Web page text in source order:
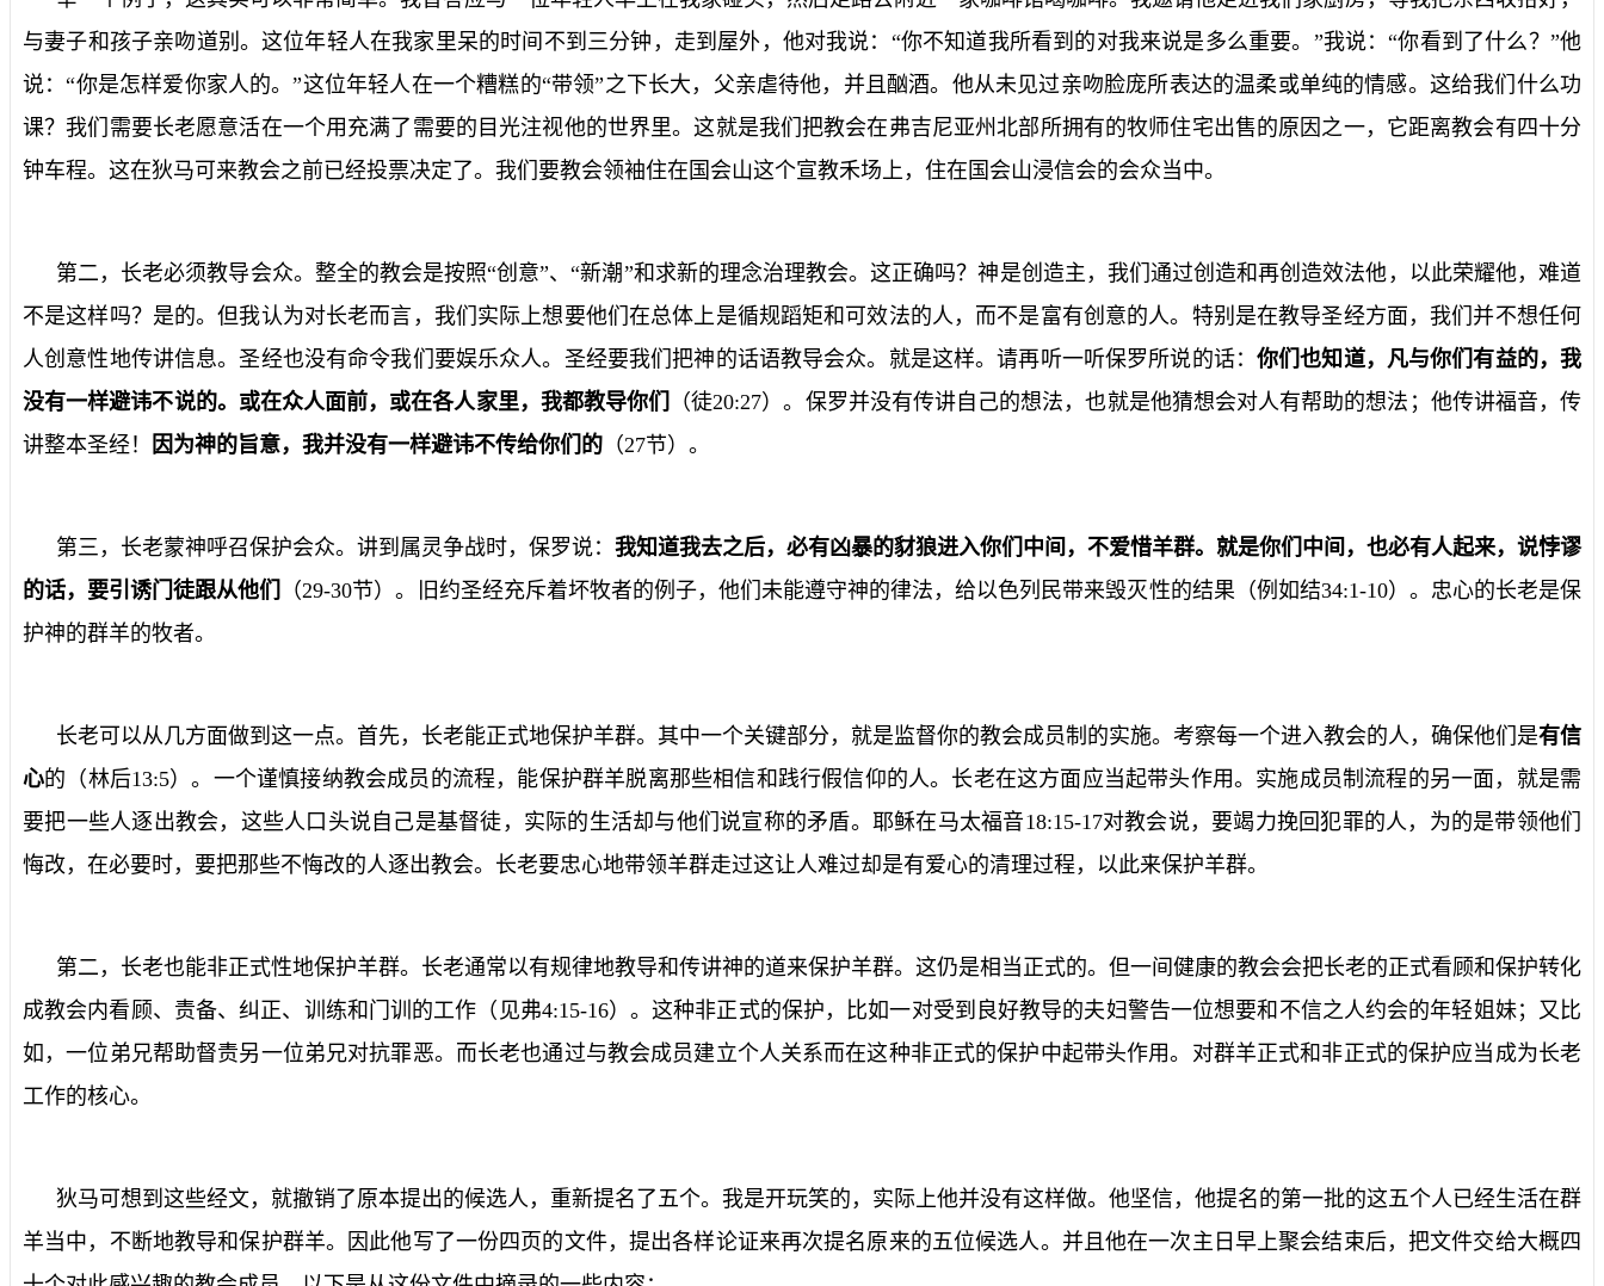
与妻子和孩子亲吻道别。这位年轻人在我家里呆的时间不到三分钟，走到屋外，他对我说：“你不知道我所看到的对我来说是多么重要。”我说：“你看到了什么？”他
说：“你是怎样爱你家人的。”这位年轻人在一个糟糕的“带领”之下长大，父亲虐待他，并且酗酒。他从未见过亲吻脸庞所表达的温柔或单纯的情感。这给我们什么功
课？我们需要长老愿意活在一个用充满了需要的目光注视他的世界里。这就是我们把教会在弗吉尼亚州北部所拥有的牧师住宅出售的原因之一，它距离教会有四十分
钟车程。这在狄马可来教会之前已经投票决定了。我们要教会领袖住在国会山这个宣教禾场上，住在国会山浸信会的会众当中。
第二，长老必须教导会众。整全的教会是按照“创意”、“新潮”和求新的理念治理教会。这正确吗？神是创造主，我们通过创造和再创造效法他，以此荣耀他，难道
不是这样吗？是的。但我认为对长老而言，我们实际上想要他们在总体上是循规蹈矩和可效法的人，而不是富有创意的人。特别是在教导圣经方面，我们并不想任何
人创意性地传讲信息。圣经也没有命令我们要娱乐众人。圣经要我们把神的话语教导会众。就是这样。请再听一听保罗所说的话：你们也知道，凡与你们有益的，我
没有一样避讳不说的。或在众人面前，或在各人家里，我都教导你们
（徒20:27）。保罗并没有传讲自己的想法，也就是他猜想会对人有帮助的想法；他传讲福音，传
讲整本圣经！
因为神的旨意，我并没有一样避讳不传给你们的 （27节）。
第三，长老蒙神呼召保护会众。讲到属灵争战时，保罗说： 我知道我去之后，必有凶暴的豺狼进入你们中间，不爱惜羊群。就是你们中间，也必有人起来，说悖谬
的话，要引诱门徒跟从他们
（29-30节）。旧约圣经充斥着坏牧者的例子，他们未能遵守神的律法，给以色列民带来毁灭性的结果（例如结34:1-10）。忠心的长老是保
护神的群羊的牧者。
长老可以从几方面做到这一点。首先，长老能正式地保护羊群。其中一个关键部分，就是监督你的教会成员制的实施。考察每一个进入教会的人，确保他们是有信
心的（林后13:5）。一个谨慎接纳教会成员的流程，能保护群羊脱离那些相信和践行假信仰的人。长老在这方面应当起带头作用。实施成员制流程的另一面，就是需
要把一些人逐出教会，这些人口头说自己是基督徒，实际的生活却与他们说宣称的矛盾。耶稣在马太福音18:15-17对教会说，要竭力挽回犯罪的人，为的是带领他们
悔改，在必要时，要把那些不悔改的人逐出教会。长老要忠心地带领羊群走过这让人难过却是有爱心的清理过程，以此来保护羊群。
第二，长老也能非正式性地保护羊群。长老通常以有规律地教导和传讲神的道来保护羊群。这仍是相当正式的。但一间健康的教会会把长老的正式看顾和保护转化
成教会内看顾、责备、纠正、训练和门训的工作（见弗4:15-16）。这种非正式的保护，比如一对受到良好教导的夫妇警告一位想要和不信之人约会的年轻姐妹；又比
如，一位弟兄帮助督责另一位弟兄对抗罪恶。而长老也通过与教会成员建立个人关系而在这种非正式的保护中起带头作用。对群羊正式和非正式的保护应当成为长老
工作的核心。
狄马可想到这些经文，就撤销了原本提出的候选人，重新提名了五个。我是开玩笑的，实际上他并没有这样做。他坚信，他提名的第一批的这五个人已经生活在群
羊当中，不断地教导和保护群羊。因此他写了一份四页的文件，提出各样论证来再次提名原来的五位候选人。并且他在一次主日早上聚会结束后，把文件交给大概四